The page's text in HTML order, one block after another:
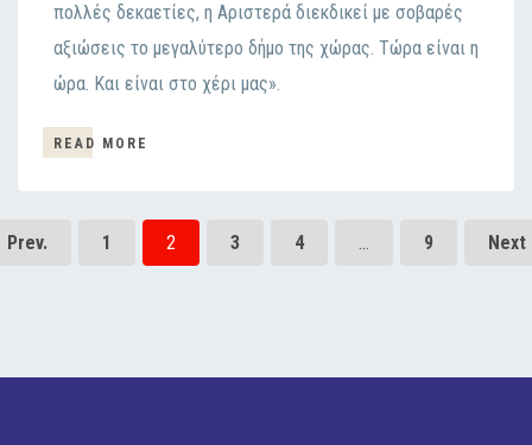
πολλές δεκαετίες, η Αριστερά διεκδικεί με σοβαρές
αξιώσεις το μεγαλύτερο δήμο της χώρας. Τώρα είναι η
ώρα. Και είναι στο χέρι μας».
READ MORE
Prev. 1 2 3 4 … 9 Next